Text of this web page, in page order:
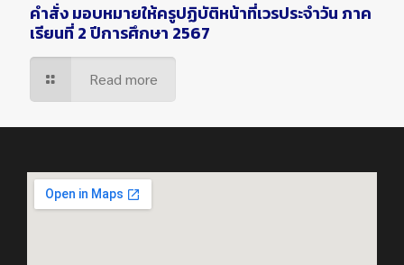
คำสั่ง มอบหมายให้ครูปฏิบัติหน้าที่เวรประจำวัน ภาค
เรียนที่ 2 ปีการศึกษา 2567
Read more